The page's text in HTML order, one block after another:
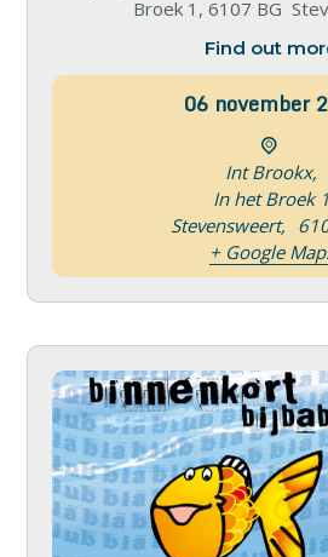
Broek 1, 6107 BG
Find out
06 november
Int Brookx,
In het Broek 1
Stevensweert,
+ Google